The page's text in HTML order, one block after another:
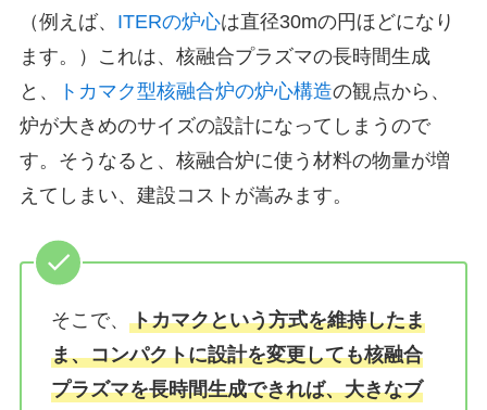
（例えば、 ITERの炉心は直径30mの円ほどになり
ます。）これは、核融合プラズマの長時間生成
と、
トカマク型核融合炉の炉心構造の観点から、
炉が大きめのサイズの設計になってしまうので
す。そうなると、核融合炉に使う材料の物量が増
えてしまい、建設コストが嵩みます。
そこで、 トカマクという方式を維持したま
ま、コンパクトに設計を変更しても核融合
プラズマを長時間生成できれば、大きなブ